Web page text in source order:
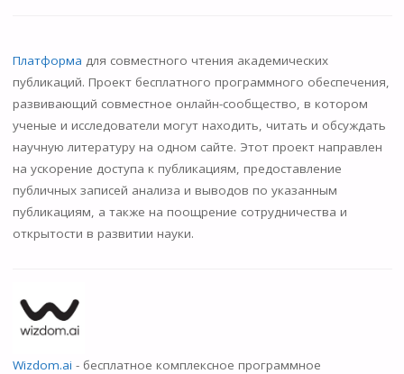
Платформа для совместного чтения академических
публикаций. Проект бесплатного программного обеспечения,
развивающий совместное онлайн-сообщество, в котором
ученые и исследователи могут находить, читать и обсуждать
научную литературу на одном сайте. Этот проект направлен
на ускорение доступа к публикациям, предоставление
публичных записей анализа и выводов по указанным
публикациям, а также на поощрение сотрудничества и
открытости в развитии науки.
Wizdom.ai - бесплатное комплексное программное